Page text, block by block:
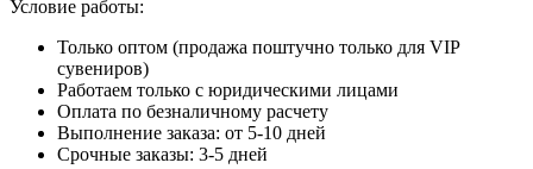
Условие работы:
Только оптом (продажа поштучно только для VIP
сувениров)
Работаем только с юридическими лицами
Оплата по безналичному расчету
Выполнение заказа: от 5-10 дней
Срочные заказы: 3-5 дней